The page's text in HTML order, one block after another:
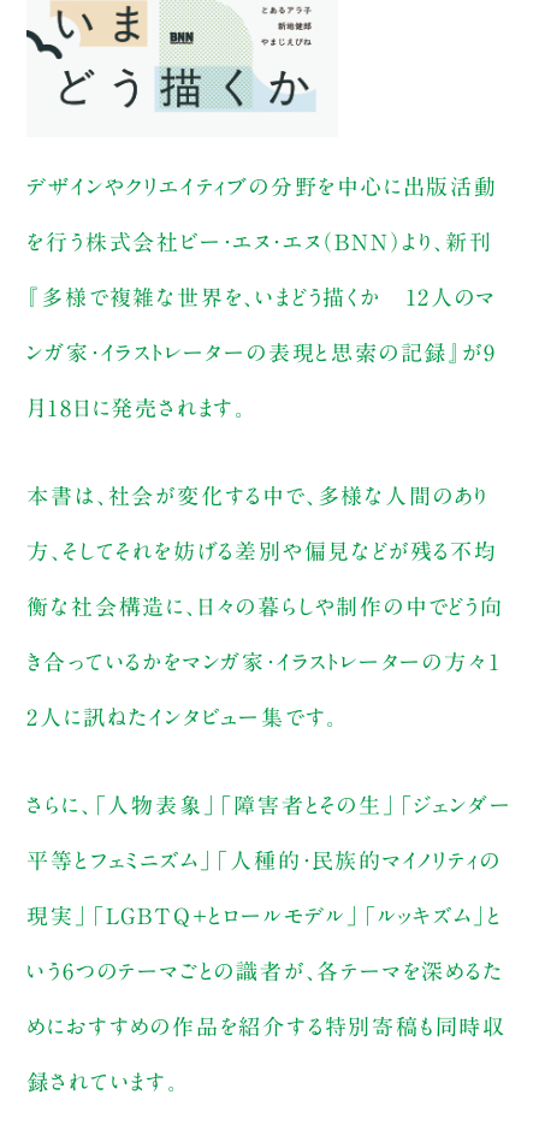
【登壇者3名サイン入り書籍つき配信
参加】1,650円（税込）＋書籍『多様
で複雑な世界を、いまどう描くか』2,42
デザインやクリエイティブの分野を中心に出版活動
を行う株式会社ビー・エヌ・エヌ（BNN）より、新刊
『多様で複雑な世界を、いまどう描くか 12人のマ
ンガ家・イラストレーターの表現と思索の記録』が9
月18日に発売されます。
本書は、社会が変化する中で、多様な人間のあり
方、そしてそれを妨げる差別や偏見などが残る不均
衡な社会構造に、日々の暮らしや制作の中でどう向
き合っているかをマンガ家・イラストレーターの方々1
2人に訊ねたインタビュー集です。
さらに、「人物表象」「障害者とその生」「ジェンダー
平等とフェミニズム」「人種的・民族的マイノリティの
現実」「LGBTQ＋とロールモデル」「ルッキズム」と
いう6つのテーマごとの識者が、各テーマを深めるた
めにおすすめの作品を紹介する特別寄稿も同時収
録されています。